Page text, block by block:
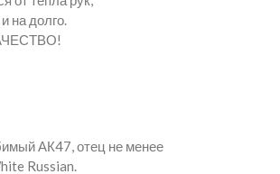
на долго.
АК47, отец не менее
Russian.